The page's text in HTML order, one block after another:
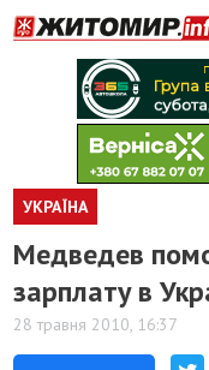
УКРАЇНА
Медведев
зарплату в
28 травня 2010, 16:37